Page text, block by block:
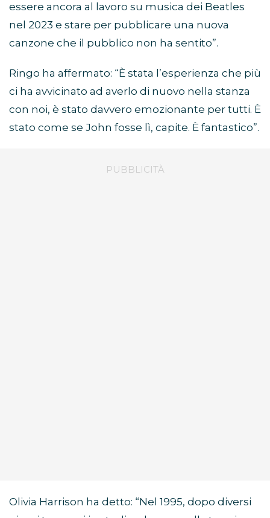
essere ancora al lavoro su musica dei Beatles
nel 2023 e stare per pubblicare una nuova
canzone che il pubblico non ha sentito”.
Ringo ha affermato: “È stata l’esperienza che più
ci ha avvicinato ad averlo di nuovo nella stanza
con noi, è stato davvero emozionante per tutti. È
stato come se John fosse lì, capite. È fantastico”.
Olivia Harrison ha detto: “Nel 1995, dopo diversi